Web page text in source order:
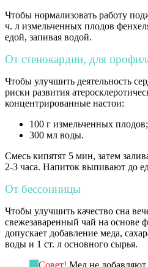
Чтобы нормализовать работу
ч. л измельченных плодов
едой, запивая водой.
От стенокардии, для
Чтобы улучшить деятельность
риски развития
концентрированные настои:
100 г измельченных плодов;
300 мл воды.
Смесь кипятят 5 мин, затем
2-3 часа. Напиток выпивают до
От бессонницы
Чтобы улучшить качество сна
свежезаваренный чай на основе
допускает добавление меда,
воды и 1 ст. л основного сырья.